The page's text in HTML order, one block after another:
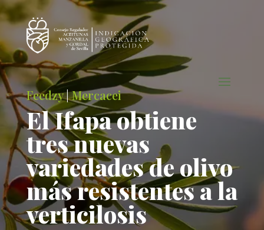
Feedzy|Mercacei
El Ifapa obtiene
tres nuevas
variedades de olivo
más resistentes a la
verticilosis